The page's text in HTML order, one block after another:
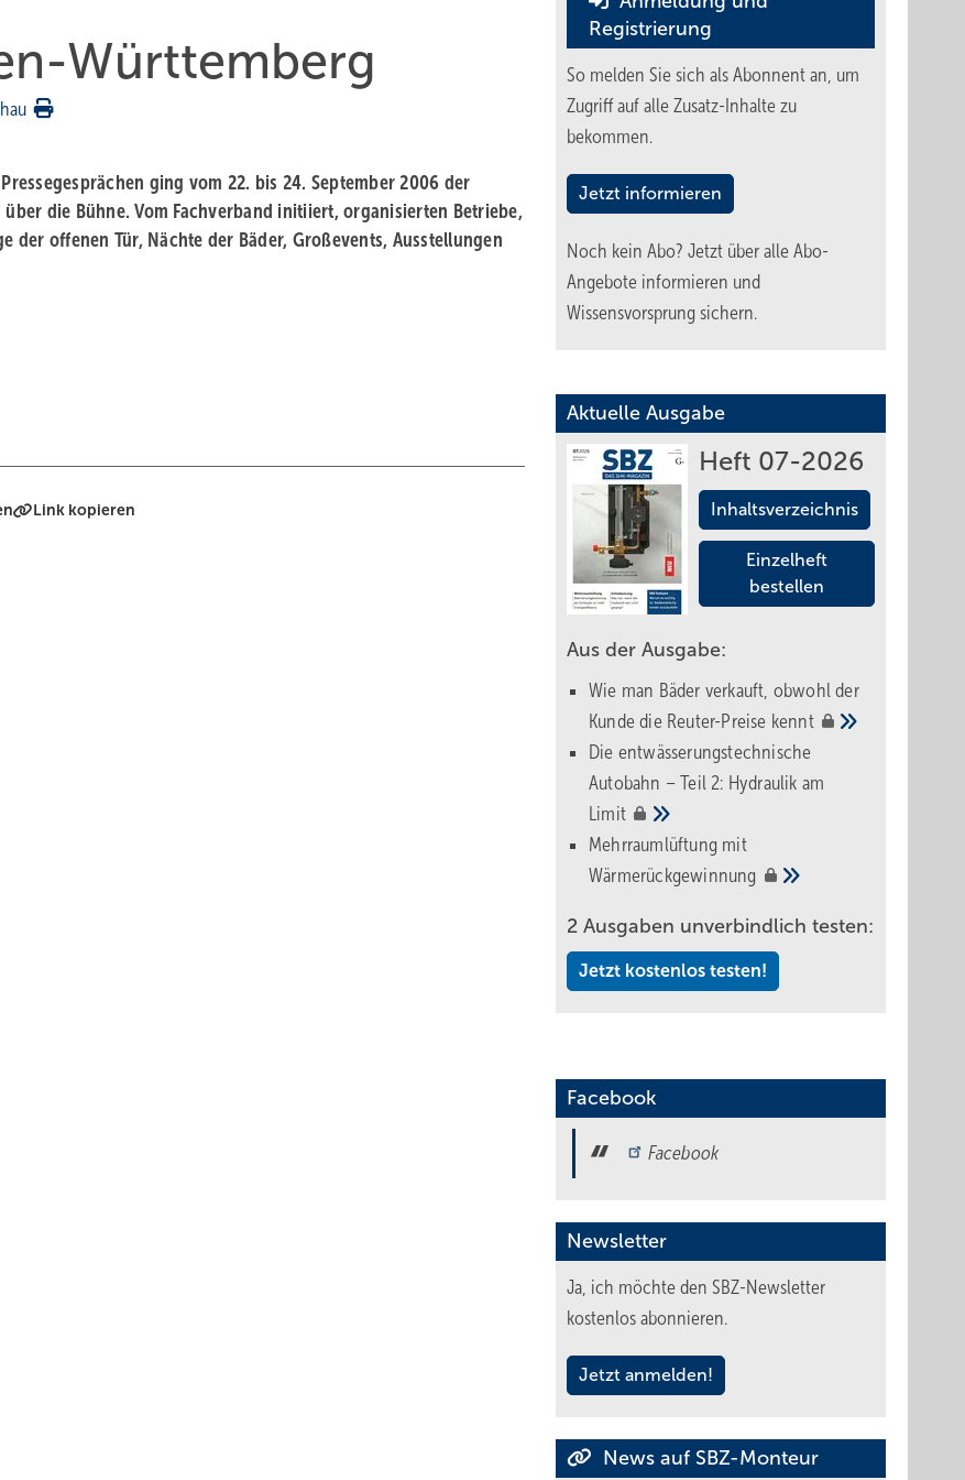
Württemberg
ging vom 22. bis 24. September 2006 der
die Bühne. Vom Fachverband initiiert, organisierten Betriebe,
der offenen Tür, Nächte der Bäder, Großevents, Ausstellungen
Link kopieren
Registrierung
So melden Sie sich als Abonnent an, um
Zugriff auf alle Zusatz-Inhalte zu
bekommen.
Jetzt informieren
Noch kein Abo? Jetzt über alle Abo-
Angebote informieren und
Wissensvorsprung sichern.
Aktuelle Ausgabe
Heft 07-2026
Inhaltsverzeichnis
Einzelheft
bestellen
Aus der Ausgabe:
Wie man Bäder verkauft, obwohl der
Kunde die Reuter-Preise kennt
Die entwässerungstechnische
Autobahn – Teil 2: Hydraulik am
Limit
Mehrraumlüftung mit
Wärmerückgewinnung
2 Ausgaben unverbindlich testen:
Jetzt kostenlos testen!
Facebook
Facebook
Newsletter
Ja, ich möchte den SBZ-Newsletter
kostenlos abonnieren.
Jetzt anmelden!
News auf SBZ-Monteur